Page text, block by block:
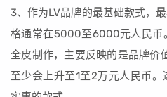
3、作为LV品牌的最基础款式，
格通常在5000至6000元人民币
全皮制作，主要反映的是品牌价
至少会上升至1至2万元人民币